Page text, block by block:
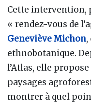
Cette intervention,
« rendez-vous de
Geneviève Michon,
ethnobotanique.
l’Atlas, elle
paysages
montrer à quel